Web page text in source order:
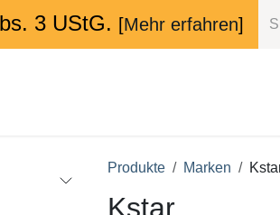
3 UStG. [Mehr erfahren]
Produkte Marken
Kstar